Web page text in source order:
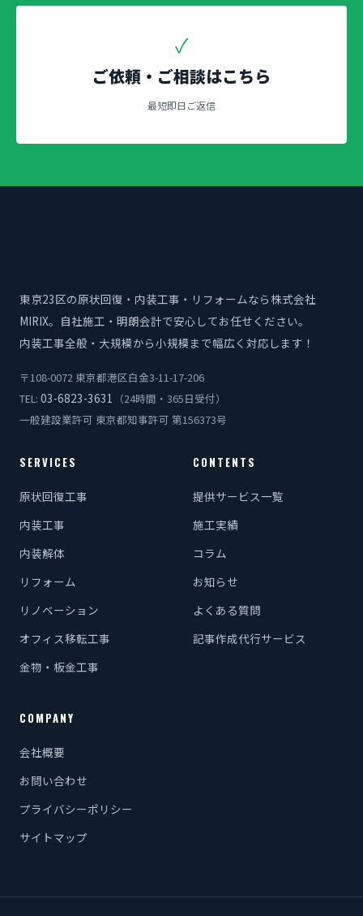
✓
ご依頼・ご相談はこちら
最短即日ご返信
東京23区の原状回復・内装工事・リフォームなら株式会社
MIRIX。自社施工・明朗会計で安心してお任せください。
内装工事全般・大規模から小規模まで幅広く対応します！
〒108-0072 東京都港区白金3-11-17-206
TEL: 03-6823-3631
（24時間・365日受付）
一般建設業許可 東京都知事許可 第156373号
SERVICES
原状回復工事
内装工事
内装解体
リフォーム
リノベーション
オフィス移転工事
金物・板金工事
CONTENTS
提供サービス一覧
施工実績
コラム
お知らせ
よくある質問
記事作成代行サービス
COMPANY
会社概要
お問い合わせ
プライバシーポリシー
サイトマップ